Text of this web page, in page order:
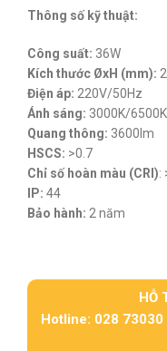
Thông số kỹ thuật:
Công suất: 36W
Kích thước ØxH (mm):
Điện áp: 220V/50Hz
Ánh sáng: 3000K/6500K
Quang thông: 3600lm
HSCS: >0.7
Chỉ số hoàn màu (CRI):
IP: 44
Bảo hành: 2 năm
HỖ
Hotline: 028